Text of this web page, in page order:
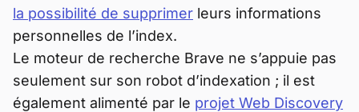
la possibilité de supprimer leurs informations
personnelles de l’index.
Le moteur de recherche Brave ne s’appuie pas
seulement sur son robot d’indexation ; il est
également alimenté par le projet Web Discovery